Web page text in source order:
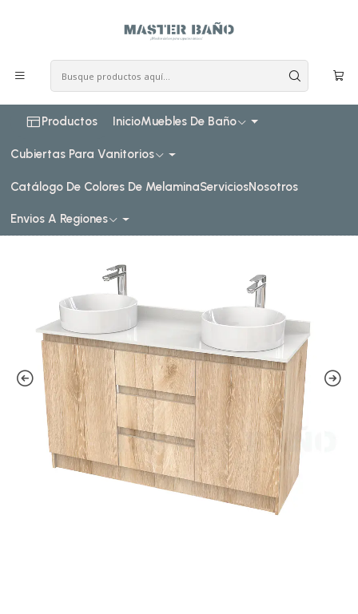
Productos InicioMuebles De Baño
Cubiertas Para Vanitorios
Catálogo De Colores De MelaminaServiciosNosotros
Envios A Regiones
Muebles para lavamanos sobreponer al piso doble
sobreponer al piso doble de 130 cm
Mueble vanitorio al piso doble para lavamanos de
sobreponer de 130cm / M2-1338-DP / Cava